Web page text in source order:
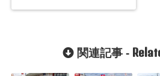
関連記事 -